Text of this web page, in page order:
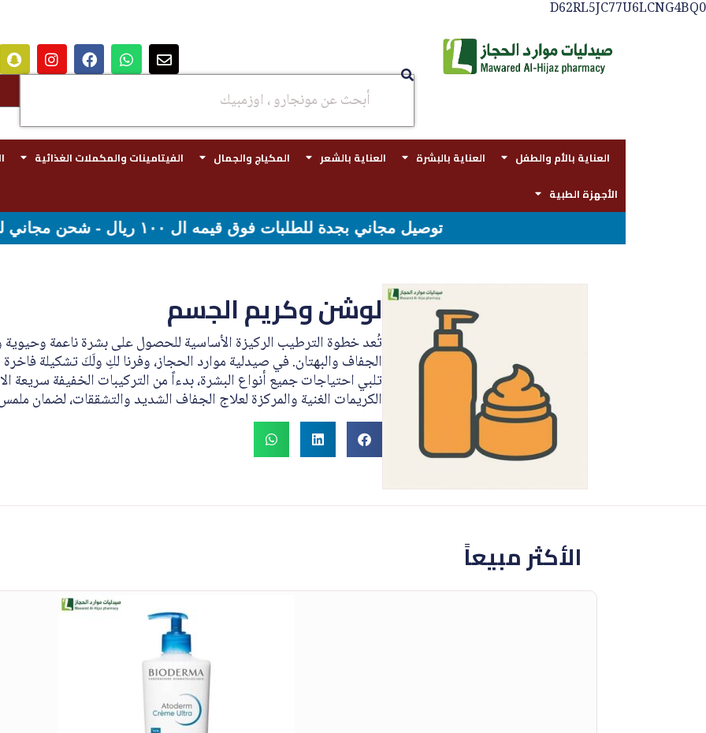
D62RL5JC77U6LCNG4BQ0
العناية بالأم والطفل العناية بالبشرة العناية بالشعر المكياج والجمال الفيتامينات والمكملات الغذائية
الأجهزة الطبية
لوشن وكريم الجسم
تُعد خطوة الترطيب الركيزة الأساسية للحصول على بشرة ناعمة
الجفاف والبهتان. في صيدلية موارد الحجاز، وفرنا لكِ ولَكَ تشكيلة
تلبي احتياجات جميع أنواع البشرة، بدءاً من التركيبات الخفيفة سريعة
الكريمات الغنية والمركزة لعلاج الجفاف الشديد والتشققات، لضمان
الأكثر مبيعاً